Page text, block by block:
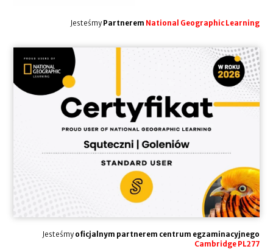
Jesteśmy Partnerem National Geographic Learning
Jesteśmy oficjalnym partnerem centrum egzaminacyjnego
Cambridge PL277